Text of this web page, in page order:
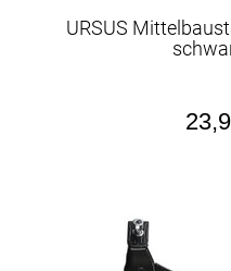
URSUS